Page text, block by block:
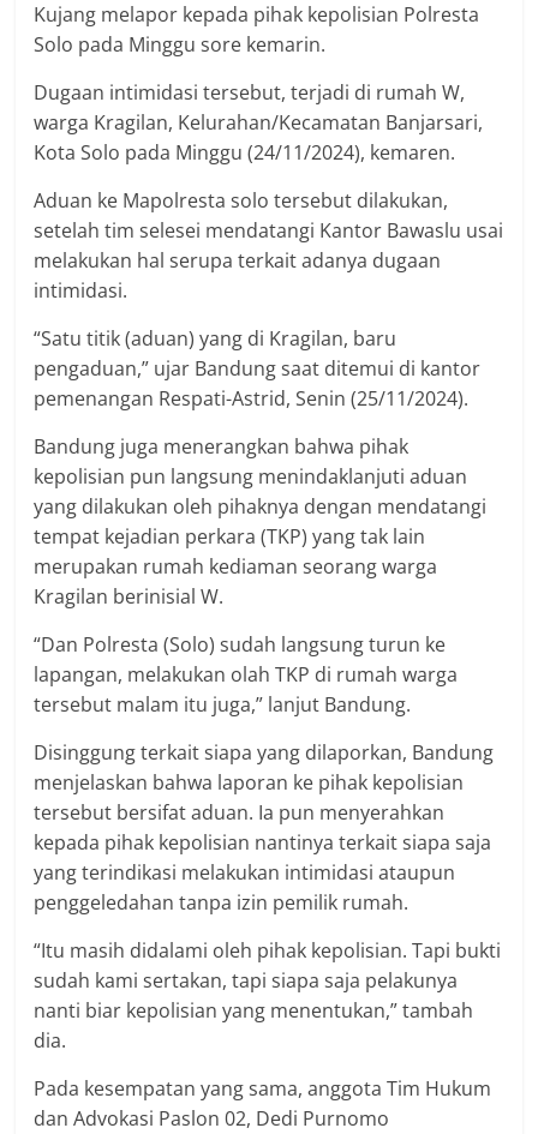
Kujang melapor kepada pihak kepolisian Polresta
Solo pada Minggu sore kemarin.
Dugaan intimidasi tersebut, terjadi di rumah W,
warga Kragilan, Kelurahan/Kecamatan Banjarsari,
Kota Solo pada Minggu (24/11/2024), kemaren.
Aduan ke Mapolresta solo tersebut dilakukan,
setelah tim selesei mendatangi Kantor Bawaslu usai
melakukan hal serupa terkait adanya dugaan
intimidasi.
“Satu titik (aduan) yang di Kragilan, baru
pengaduan,” ujar Bandung saat ditemui di kantor
pemenangan Respati-Astrid, Senin (25/11/2024).
Bandung juga menerangkan bahwa pihak
kepolisian pun langsung menindaklanjuti aduan
yang dilakukan oleh pihaknya dengan mendatangi
tempat kejadian perkara (TKP) yang tak lain
merupakan rumah kediaman seorang warga
Kragilan berinisial W.
“Dan Polresta (Solo) sudah langsung turun ke
lapangan, melakukan olah TKP di rumah warga
tersebut malam itu juga,” lanjut Bandung.
Disinggung terkait siapa yang dilaporkan, Bandung
menjelaskan bahwa laporan ke pihak kepolisian
tersebut bersifat aduan. Ia pun menyerahkan
kepada pihak kepolisian nantinya terkait siapa saja
yang terindikasi melakukan intimidasi ataupun
penggeledahan tanpa izin pemilik rumah.
“Itu masih didalami oleh pihak kepolisian. Tapi bukti
sudah kami sertakan, tapi siapa saja pelakunya
nanti biar kepolisian yang menentukan,” tambah
dia.
Pada kesempatan yang sama, anggota Tim Hukum
dan Advokasi Paslon 02, Dedi Purnomo